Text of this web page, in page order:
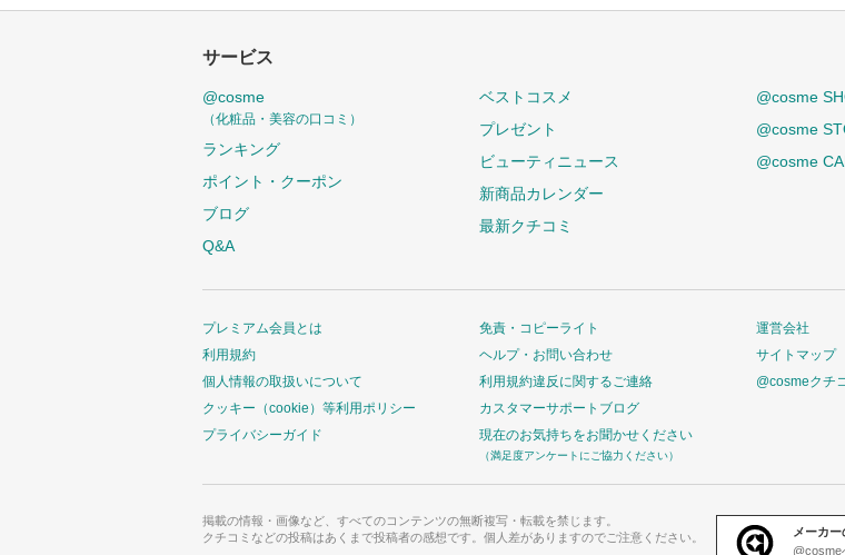
サービス
@cosme
（化粧品・美容の口コミ）
ランキング
ポイント・クーポン
ブログ
Q&A
ベストコスメ
プレゼント
ビューティニュース
新商品カレンダー
最新クチコミ
@cosme
@cosme
@cosme
プレミアム会員とは
利用規約
個人情報の取扱いについて
クッキー（cookie）等利用ポリシー
プライバシーガイド
免責・コピーライト
ヘルプ・お問い合わせ
利用規約違反に関するご連絡
カスタマーサポートブログ
現在のお気持ちをお聞かせください
（満足度アンケートにご協力ください）
運営会社
サイトマップ
@cosmeクチ
掲載の情報・画像など、すべてのコンテンツの無断複写・転載を禁じます。
クチコミなどの投稿はあくまで投稿者の感想です。個人差がありますのでご注意ください。
メーカ
@cosme